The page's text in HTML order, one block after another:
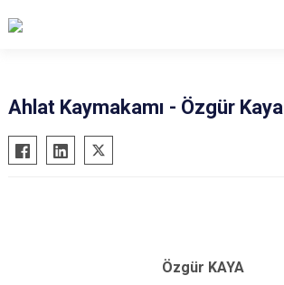
Ahlat Kaymakamı - Özgür Kaya
Özgür KAYA